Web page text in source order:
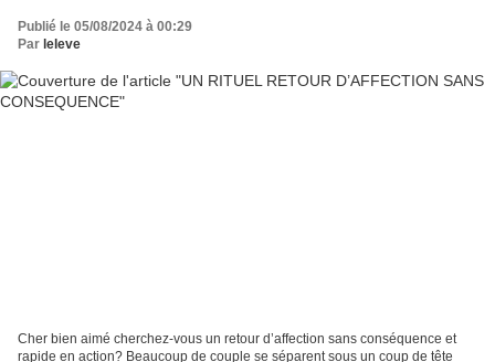
Publié le 05/08/2024 à 00:29
Par leleve
Cher bien aimé cherchez-vous un retour d’affection sans conséquence et
rapide en action? Beaucoup de couple se séparent sous un coup de tête